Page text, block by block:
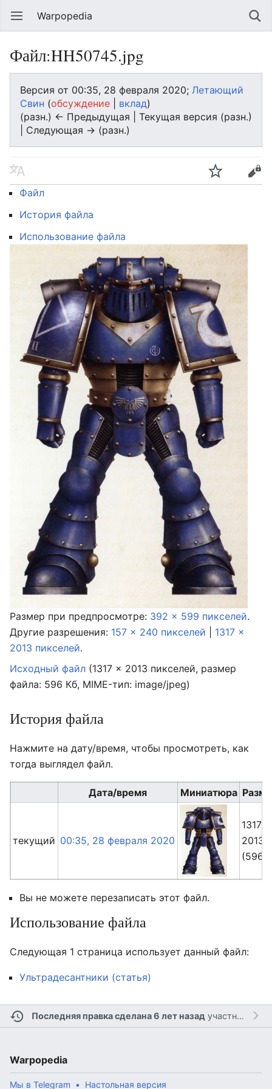
Warpopedia
Файл:HH50745.jpg
Версия от 00:35, 28 февраля 2020; Летающий
Свин (обсуждение вклад)
(разн.) ← Предыдущая | Текущая версия (разн.)
| Следующая → (разн.)
Файл
История файла
Использование файла
Размер при предпросмотре: 392 × 599 пикселей.
Другие разрешения: 157 × 240 пикселей
1317 ×
2013 пикселей.
Исходный файл (1317 × 2013 пикселей, размер
файла: 596 Кб, MIME-тип: image/jpeg)
История файла
Нажмите на дату/время, чтобы просмотреть, как
тогда выглядел файл.
Дата/время Миниатюра
текущий 00:35, 28 февраля 2020
1317 ×
2013
(596
Вы не можете перезаписать этот файл.
Использование файла
Следующая 1 страница использует данный файл:
Ультрадесантники (статья)
Последняя правка сделана 6 лет назадучастником
Warpopedia
Мы в Telegram Настольная версия